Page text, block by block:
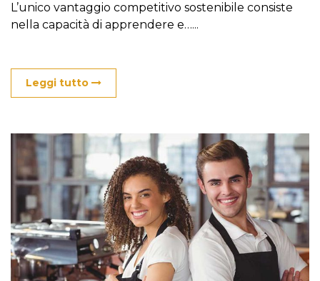
L’unico vantaggio competitivo sostenibile consiste
nella capacità di apprendere e…...
Leggi tutto